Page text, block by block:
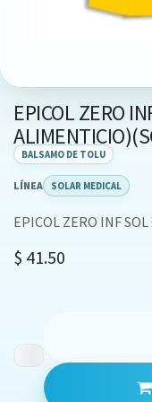
EPICOL ZERO
BALSAMO DE TOLU
LÍNEA SOLAR MEDICAL
EPICOL ZERO INF
$ 41.50